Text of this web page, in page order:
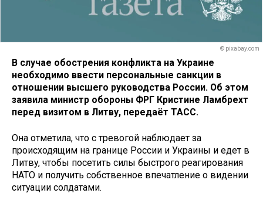
© pixabay.com
В случае обострения конфликта на Украине
необходимо ввести персональные санкции в
отношении высшего руководства России. Об этом
заявила министр обороны ФРГ Кристине Ламбрехт
перед визитом в Литву, передаёт ТАСС.
Она отметила, что с тревогой наблюдает за
происходящим на границе России и Украины и едет в
Литву, чтобы посетить силы быстрого реагирования
НАТО и получить собственное впечатление о видении
ситуации солдатами.